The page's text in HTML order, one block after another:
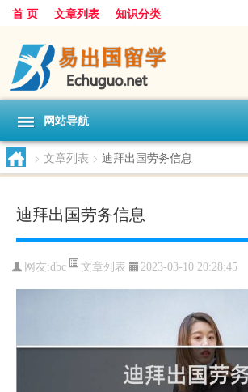
首 页 文章列表 知识分类
网站导航
> 文章列表 > 迪拜出国劳务信息
迪拜出国劳务信息
网友:dbc 文章列表 2023-03-10 20:28:45